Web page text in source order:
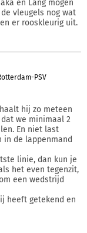
en Lang mogen
vleugels nog wat
er rooskleurig uit.
PSV
hij zo meteen
we minimaal 2
En niet last
in de lappenmand
linie, dan kun je
het even tegenzit,
een wedstrijd
heeft getekend en